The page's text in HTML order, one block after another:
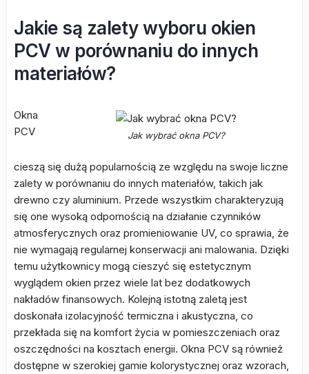
Jakie są zalety wyboru okien
PCV w porównaniu do innych
materiałów?
Jak wybrać okna PCV?
Okna
PCV
cieszą się dużą popularnością ze względu na swoje liczne
zalety w porównaniu do innych materiałów, takich jak
drewno czy aluminium. Przede wszystkim charakteryzują
się one wysoką odpornością na działanie czynników
atmosferycznych oraz promieniowanie UV, co sprawia, że
nie wymagają regularnej konserwacji ani malowania. Dzięki
temu użytkownicy mogą cieszyć się estetycznym
wyglądem okien przez wiele lat bez dodatkowych
nakładów finansowych. Kolejną istotną zaletą jest
doskonała izolacyjność termiczna i akustyczna, co
przekłada się na komfort życia w pomieszczeniach oraz
oszczędności na kosztach energii. Okna PCV są również
dostępne w szerokiej gamie kolorystycznej oraz wzorach,